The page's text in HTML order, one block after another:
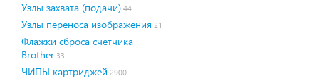
Узлы захвата (подачи) 44
Узлы переноса изображения 21
Флажки сброса счетчика
Brother 33
ЧИПЫ картриджей 2900